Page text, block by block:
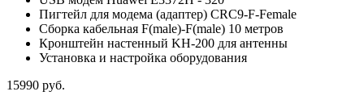
Пигтейл для модема (адаптер) CRC9-F-Female
Сборка кабельная F(male)-F(male) 10 метров
Кронштейн настенный KH-200 для антенны
Установка и настройка оборудования
15990 руб.